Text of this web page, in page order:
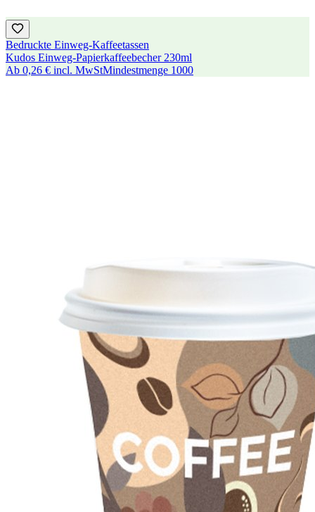
Bedruckte Einweg-Kaffeetassen
Kudos Einweg-Papierkaffeebecher 230ml
Ab 0,26 € incl. MwStMindestmenge 1000